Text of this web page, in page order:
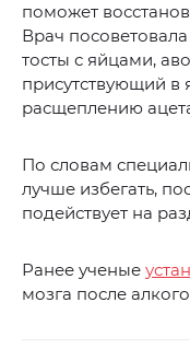
поможет
Врач
тосты с яйцами,
присутствующий в
расщеплению
По словам
лучше избегать,
подействует на
Ранее ученые
мозга после